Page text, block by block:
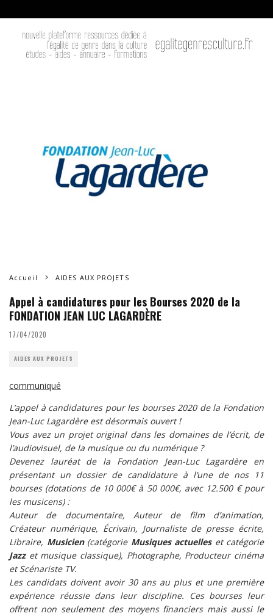
Accueil AIDES AUX PROJETS
Appel à candidatures pour les Bourses 2020 de la
FONDATION JEAN LUC LAGARDÈRE
17/04/2020
AIDES AUX PROJETS
communiqué
L’appel à candidatures pour les bourses 2020 de la Fondation
Jean-Luc Lagardère est désormais ouvert !
Vous avez un projet original dans les domaines de l’écrit, de
l’audiovisuel, de la musique ou du numérique ?
Devenez lauréat de la Fondation Jean-Luc Lagardère en
présentant un dossier de candidature à l’une de nos 11
bourses (dotations de 10 000€ à 50 000€, avec 12.500 € pour
les musicens) :
Auteur de documentaire, Auteur de film d’animation,
Créateur numérique, Écrivain, Journaliste de presse écrite,
Libraire, Musicien(catégorie Musiques actuelleset catégorie
Jazzet musique classique), Photographe, Producteur cinéma
et Scénariste TV.
Les candidats doivent avoir 30 ans au plus et une première
expérience réussie dans leur discipline. Ces bourses leur
offrent non seulement des moyens financiers mais aussi le